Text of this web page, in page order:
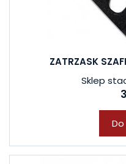
ZATRZASK
Sklep